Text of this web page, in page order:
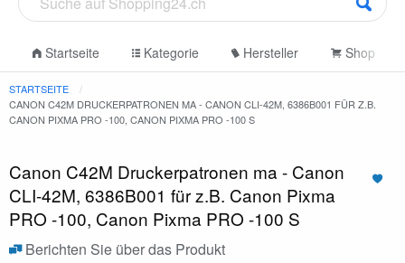
Startseite Kategorie Hersteller Shop
STARTSEITE
CANON C42M DRUCKERPATRONEN MA - CANON CLI-42M, 6386B001 FÜR Z.B.
CANON PIXMA PRO -100, CANON PIXMA PRO -100 S
Canon C42M Druckerpatronen ma - Canon
CLI-42M, 6386B001 für z.B. Canon Pixma
PRO -100, Canon Pixma PRO -100 S
Berichten Sie über das Produkt